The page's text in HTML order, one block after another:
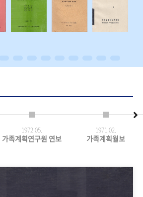
1972.05.
가족계획연구원 연보
1971.02.
가족계획월보